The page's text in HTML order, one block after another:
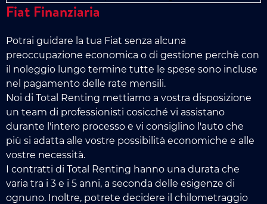
Fiat Finanziaria
Potrai guidare la tua Fiat senza alcuna
preoccupazione economica o di gestione perchè con
il noleggio lungo termine tutte le spese sono incluse
nel pagamento delle rate mensili.
Noi di Total Renting mettiamo a vostra disposizione
un team di professionisti cosicché vi assistano
durante l'intero processo e vi consiglino l'auto che
più si adatta alle vostre possibilità economiche e alle
vostre necessità.
I contratti di Total Renting hanno una durata che
varia tra i 3 e i 5 anni, a seconda delle esigenze di
ognuno. Inoltre, potrete decidere il chilometraggio